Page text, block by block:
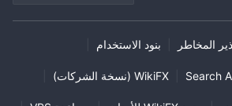
بما في ذلك العملات المشفرة مثل البيتكوين
، مما يسمح للمستخدمين بالاستفادة من تقلبات
عبر الويب. بالإضافة إلى ذلك، AAX تقدم العديد من العروض الترويجية
المخاطر بنود الاستخدام
Search WikiFX (نسخة الشركات)